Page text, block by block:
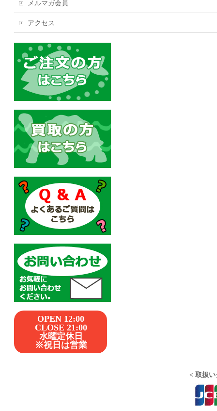
メルマガ会員
アクセス
OPEN 12:00
CLOSE 21:00
水曜定休日
※祝日は営業
< 取扱